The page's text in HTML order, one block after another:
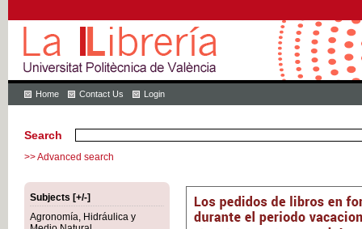
Home Contact Us Login
Search
>> Advanced search
Subjects [+/-]
Agronomía, Hidráulica y